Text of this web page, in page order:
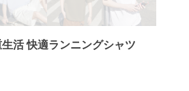
活 快適ランニングシャツ